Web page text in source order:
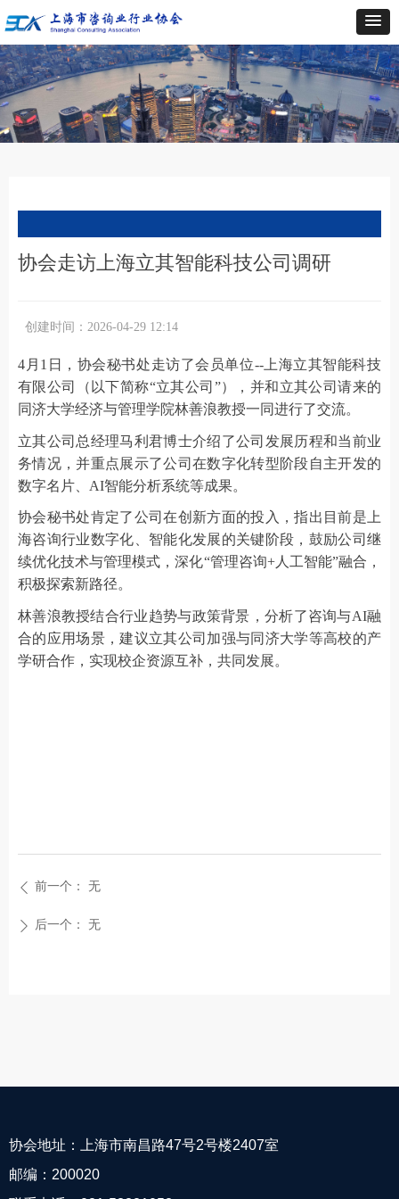
协会走访上海立其智能科技公司调研
创建时间： 2026-04-29 12:14
4 月1日，协会秘书处走访了会员单位--上海立其智能科技
有限公司（以下简称“立其公司”），并和立其公司请来的
同济大学经济与管理学院林善浪教授一同进行了交流。
立其公司总经理马利君博士介绍了公司发展历程和当前业
务情况，并重点展示了公司在数字化转型阶段自主开发的
数字名片、AI智能分析系统等成果。
协会秘书处肯定了公司在创新方面的投入，指出目前是上
海咨询行业数字化、智能化发展的关键阶段，鼓励公司继
续优化技术与管理模式，深化“管理咨询+人工智能”融合，
积极探索新路径。
林善浪教授结合行业趋势与政策背景，分析了咨询与AI融
合的应用场景，建议立其公司加强与同济大学等高校的产
学研合作，实现校企资源互补，共同发展。
ꄴ 前一个： 无
ꄲ 后一个： 无
协会地址：上海市南昌路47号2号楼2407室
邮编：200020